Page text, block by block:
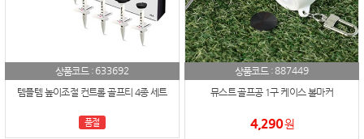
상품코드 : 633692
템플템 높이조절 컨트롤 골프티 4종 세트
품절
상품코드 :887449
뮤스트 골프공 1구 케이스 볼마커
4,290원